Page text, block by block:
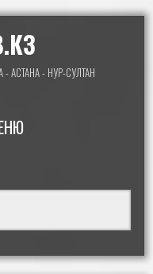
АСТАНА - НУР-СУЛТАН